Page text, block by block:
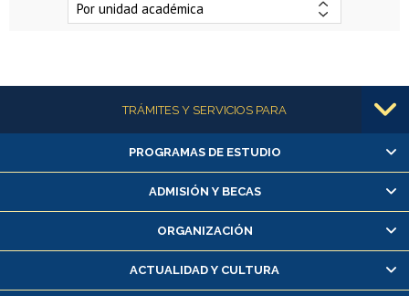
Más informaciónTRÁMITES Y SERVICIOS PARA
Alumnas/os y exalumnas/os
Matrícula en línea
Inscripción y cambio de asignaturas
Consulta y certificado de notas
Servicio médico y dental
PROGRAMAS DE ESTUDIO
ADMISIÓN Y BECAS
ORGANIZACIÓN
ACTUALIDAD Y CULTURA